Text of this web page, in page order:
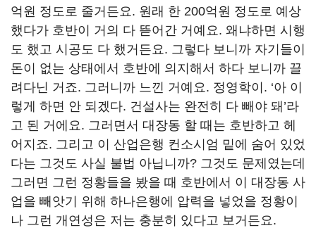
억원 정도로 줄거든요. 원래 한 200억원 정도로 예상
했다가 호반이 거의 다 뜯어간 거예요. 왜냐하면 시행
도 했고 시공도 다 했거든요. 그렇다 보니까 자기들이
돈이 없는 상태에서 호반에 의지해서 하다 보니까 끌
려다닌 거죠. 그러니까 느낀 거예요. 정영학이. ‘아 이
렇게 하면 안 되겠다. 건설사는 완전히 다 빼야 돼’라
고 된 거에요. 그러면서 대장동 할 때는 호반하고 헤
어지죠. 그리고 이 산업은행 컨소시엄 밑에 숨어 있었
다는 그것도 사실 불법 아닙니까? 그것도 문제였는데
그러면 그런 정황들을 봤을 때 호반에서 이 대장동 사
업을 빼앗기 위해 하나은행에 압력을 넣었을 정황이
나 그런 개연성은 저는 충분히 있다고 보거든요.